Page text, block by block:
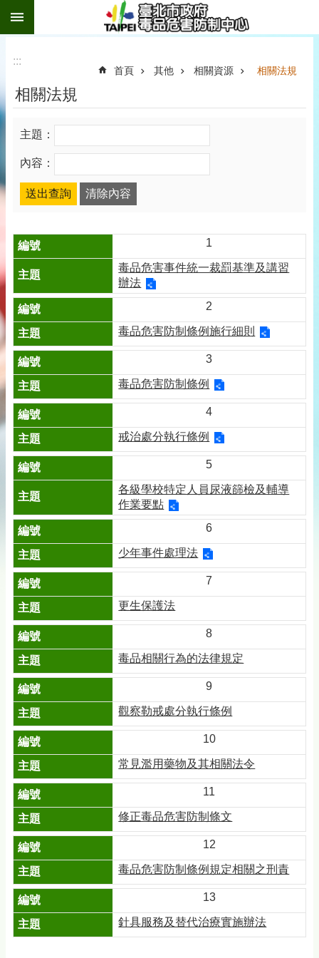
跳到主要內容區塊
:::
首頁 其他 相關資源 相關法規
相關法規
主題：
內容：
1
毒品危害事件統一裁罰基準及講習
辦法
2
毒品危害防制條例施行細則
3
毒品危害防制條例
4
戒治處分執行條例
5
各級學校特定人員尿液篩檢及輔導
作業要點
6
少年事件處理法
7
更生保護法
8
毒品相關行為的法律規定
9
觀察勒戒處分執行條例
10
常見濫用藥物及其相關法令
11
修正毒品危害防制條文
12
毒品危害防制條例規定相關之刑責
13
針具服務及替代治療實施辦法